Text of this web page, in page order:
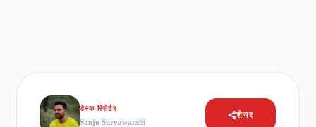
डेस्क रिपोर्टर
Sanju Suryawanshi
शेयर